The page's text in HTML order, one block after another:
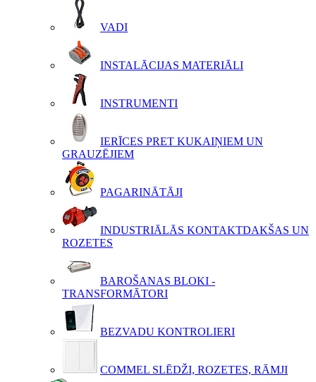
VADI
INSTALĀCIJAS MATERIĀLI
INSTRUMENTI
IERĪCES PRET KUKAIŅIEM UN
GRAUZĒJIEM
PAGARINĀTĀJI
INDUSTRIĀLĀS KONTAKTDAKŠAS UN
ROZETES
BAROŠANAS BLOKI -
TRANSFORMĀTORI
BEZVADU KONTROLIERI
COMMEL SLĒDŽI, ROZETES, RĀMJI